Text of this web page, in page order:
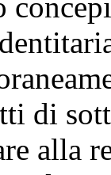
di
alla